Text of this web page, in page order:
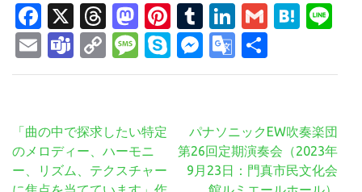
Facebook
X Threads
Mastodon
Pinterest
Tumblr
LinkedIn
Gmail
EmailTeams
Copy
Link
Message
SkypeMessenger
Google
Translate
有
投
稿
ナ
「曲の中で探求したい特定
のメロディー、ハーモニ
ー、リズム、テクスチャー
パナソニックEW吹奏楽団
第26回定期演奏会（2023年
9月23日：門真市民文化会